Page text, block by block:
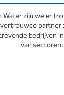
Water zijn we er
vertrouwde partner
bedrijven
van sectoren.